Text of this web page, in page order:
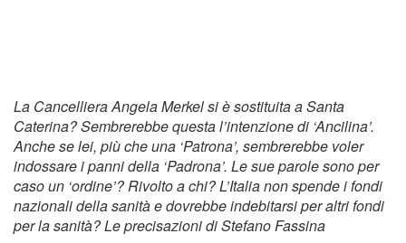
La Cancelliera Angela Merkel si è sostituita a Santa
Caterina? Sembrerebbe questa l’intenzione di ‘Ancilina’.
Anche se lei, più che una ‘Patrona’, sembrerebbe voler
indossare i panni della ‘Padrona’. Le sue parole sono per
caso un ‘ordine’? Rivolto a chi? L’Italia non spende i fondi
nazionali della sanità e dovrebbe indebitarsi per altri fondi
per la sanità? Le precisazioni di Stefano Fassina